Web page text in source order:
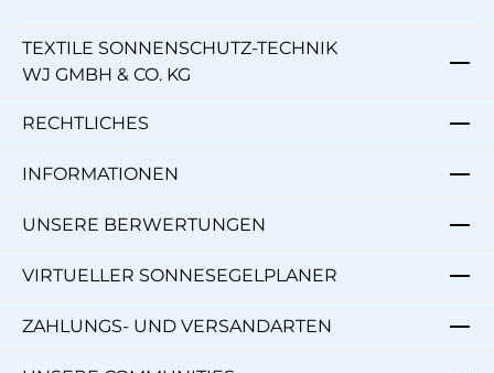
TEXTILE SONNENSCHUTZ-TECHNIK
WJ GMBH & CO. KG
RECHTLICHES
INFORMATIONEN
UNSERE BERWERTUNGEN
VIRTUELLER SONNESEGELPLANER
ZAHLUNGS- UND VERSANDARTEN